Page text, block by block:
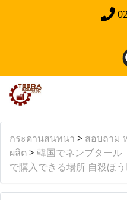
กระดานสนทนา > สอบถาม
ผลิต >韓国でネンブタール
で購入できる場所 自殺ほ